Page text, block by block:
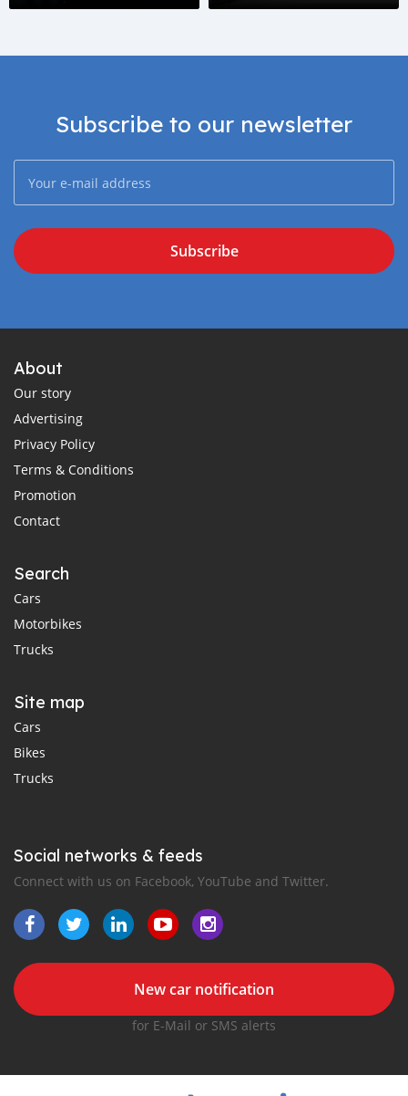
Prochain Véhicule
véhicules électriques
Subscribe to our newsletter
Subscribe
About
Our story
Advertising
Privacy Policy
Terms & Conditions
Promotion
Contact
Search
Cars
Motorbikes
Trucks
Site map
Cars
Bikes
Trucks
Social networks & feeds
Connect with us on Facebook, YouTube and Twitter.
New car notification
for E-Mail or SMS alerts